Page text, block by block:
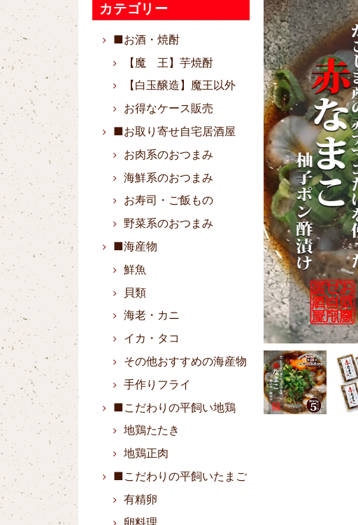
カテゴリー
■お酒・焼酎
【魔 王】芋焼酎
【白玉醸造】魔王以外
お得なケース販売
■お取り寄せ自宅居酒屋
お肉系のおつまみ
海鮮系のおつまみ
お寿司・ご飯もの
野菜系のおつまみ
■海産物
鮮魚
貝類
海老・カニ
イカ・タコ
その他おすすめの海産物
手作りフライ
■こだわりの平飼い地鶏
地鶏たたき
地鶏正肉
■こだわりの平飼いたまご
有精卵
卵料理